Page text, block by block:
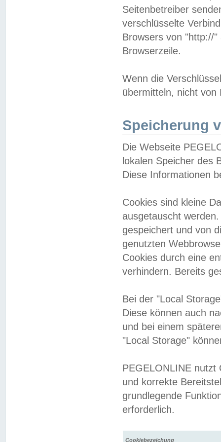
Seitenbetreiber
verschlüsselte
Browsers von "http://
Browserzeile.
Wenn die
übermitteln, nicht von
Speicherung
Die Webseite
lokalen Speicher des
Diese Informationen
Cookies sind kleine
ausgetauscht
gespeichert und von
genutzten
Cookies durch eine
verhindern. Bereits
Bei der "Local
Diese können auch
und bei einem
"Local Storage"
PEGELONLINE nutzt
und korrekte
grundlegende
erforderlich.
Cookiebezeichung